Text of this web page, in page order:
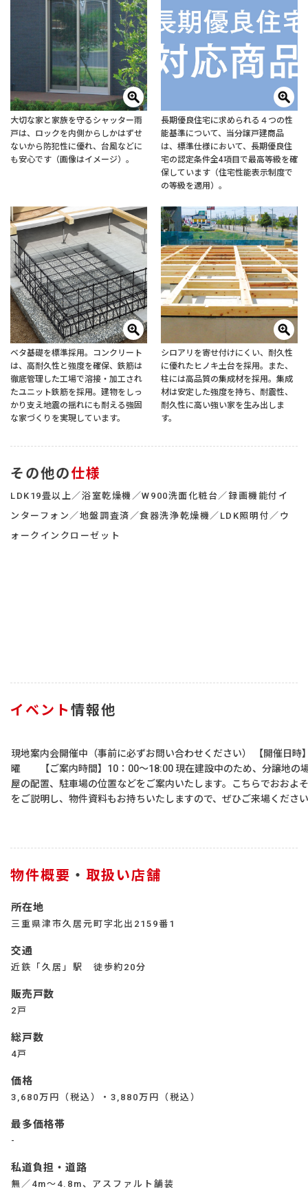
大切な家と家族を守るシャッター雨
戸は、ロックを内側からしかはずせ
ないから防犯性に優れ、台風などに
も安心です（画像はイメージ）。
長期優良住宅に求められる４つの性
能基準について、当分譲戸建商品
は、標準仕様において、長期優良住
宅の認定条件全4項目で最高等級を確
保しています（住宅性能表示制度で
の等級を適用）。
ベタ基礎を標準採用。コンクリート
は、高耐久性と強度を確保、鉄筋は
徹底管理した工場で溶接・加工され
たユニット鉄筋を採用。建物をしっ
かり支え地震の揺れにも耐える強固
な家づくりを実現しています。
シロアリを寄せ付けにくい、耐久性
に優れたヒノキ土台を採用。また、
柱には高品質の集成材を採用。集成
材は安定した強度を持ち、耐震性、
耐久性に高い強い家を生み出しま
す。
その他の仕様
LDK19畳以上／浴室乾燥機／W900洗面化粧台／録画機能付イ
ンターフォン／地盤調査済／食器洗浄乾燥機／LDK照明付／ウ
ォークインクローゼット
イベント 情報他
現地案内会開催中（事前に必ずお問い合わせください） 【開催日時
曜 【ご案内時間】10：00～18:00 現在建設中のため、分譲地の
屋の配置、駐車場の位置などをご案内いたします。こちらでおおよ
をご説明し、物件資料もお持ちいたしますので、ぜひご来場くださ
物件概要 ・ 取扱い店舗
所在地
三重県津市久居元町字北出2159番1
交通
近鉄「久居」駅 徒歩約20分
販売戸数
2戸
総戸数
4戸
価格
3,680万円（税込）・3,880万円（税込）
最多価格帯
-
私道負担・道路
無／4m～4.8m、アスファルト舗装